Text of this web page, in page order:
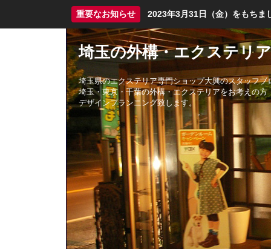
重要なお知らせ 2023年3月31日（金）をもちま
埼玉の外構・エクステリ
埼玉県のエクステリア専門ショップ大興のスタッフブ
埼玉・東京・千葉の外構・エクステリアをお考えの方
デザインプランニング致します。